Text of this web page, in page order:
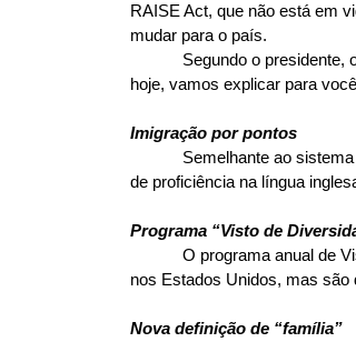
RAISE Act, que não está em
mudar para o país.
Segundo o presidente,
hoje, vamos explicar para
Imigração por pontos
Semelhante ao
de proficiência na língua
Programa “Visto de
O programa anual de
nos Estados Unidos, mas são
Nova definição de “família”